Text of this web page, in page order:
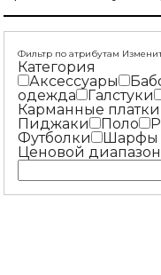
Фильтр по атрибутам
Категория
Аксессуары
одежда
Галстуки
Карманные
Пиджаки
Поло
Футболки
Шарфы
Ценовой диапазон